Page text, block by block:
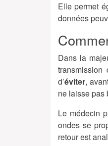
Elle permet
données
Dans la
d’éviter,
ne laisse pas
Le médecin
ondes se
retour est